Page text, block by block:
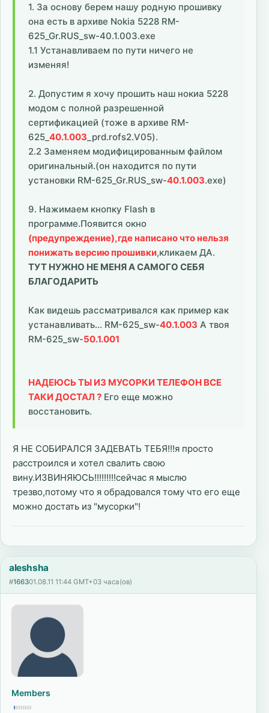
1. За основу берем нашу родную прошивку
она есть в архиве Nokia 5228 RM-
625_Gr.RUS_sw-40.1.003.exe
1.1 Устанавливаем по пути ничего не
изменяя!
2. Допустим я хочу прошить наш нокиа 5228
модом с полной разрешенной
сертификацией (тоже в архиве RM-
625_ 40.1.003 _prd.rofs2.V05).
2.2 Заменяем модифицированным файлом
оригинальный.(он находится по пути
установки RM-625_Gr.RUS_sw-40.1.003.exe)
9. Нажимаем кнопку Flash в
программе.Появится окно
(предупреждение),где написано что нельзя
понижать версию прошивки,кликаем ДА.
ТУТ НУЖНО НЕ МЕНЯ А САМОГО СЕБЯ
БЛАГОДАРИТЬ
Как видешь рассматривался как пример как
устанавливать... RM-625_sw-40.1.003 А твоя
RM-625_sw-50.1.001
НАДЕЮСЬ ТЫ ИЗ МУСОРКИ ТЕЛЕФОН ВСЕ
ТАКИ ДОСТАЛ ?Его еще можно
восстановить.
Я НЕ СОБИРАЛСЯ ЗАДЕВАТЬ ТЕБЯ!!!я просто
расстроился и хотел свалить свою
вину.ИЗВИНЯЮСЬ!!!!!!!!!сейчас я мыслю
трезво,потому что я обрадовался тому что его еще
можно достать из "мусорки"!
aleshsha
#166301.08.11 11:44 GMT+03 часа(ов)
Members